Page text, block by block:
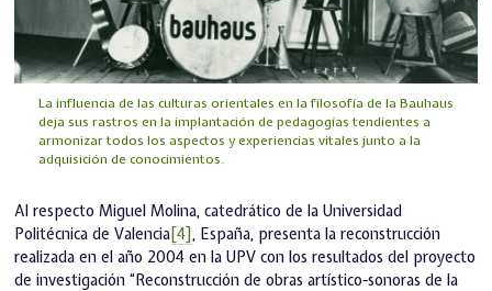
La influencia de las culturas orientales en la filosofía de la Bauhaus
deja sus rastros en la implantación de pedagogías tendientes a
armonizar todos los aspectos y experiencias vitales junto a la
adquisición de conocimientos.
Al respecto Miguel Molina, catedrático de la Universidad
Politécnica de Valencia[4], España, presenta la reconstrucción
realizada en el año 2004 en la UPV con los resultados del proyecto
de investigación “Reconstrucción de obras artístico-sonoras de la